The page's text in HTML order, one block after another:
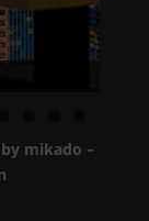
mikado –